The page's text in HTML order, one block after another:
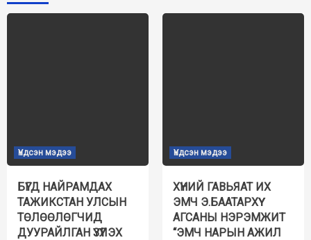
Үндсэн мэдээ
БҮГД НАЙРАМДАХ
ТАЖИКСТАН УЛСЫН
ТӨЛӨӨЛӨГЧИД
ДУУРАЙЛГАН ҮЗҮҮЛЭХ
Үндсэн мэдээ
ХҮНИЙ ГАВЬЯАТ ИХ
ЭМЧ Э.БААТАРХҮҮ
АГСАНЫ НЭРЭМЖИТ
“ЭМЧ НАРЫН АЖИЛ